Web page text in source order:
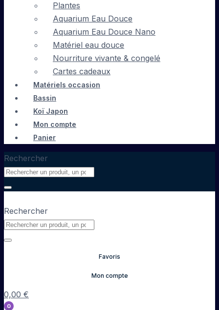
Plantes
Aquarium Eau Douce
Aquarium Eau Douce Nano
Matériel eau douce
Nourriture vivante & congelé
Cartes cadeaux
Matériels occasion
Bassin
Koï Japon
Mon compte
Panier
Rechercher
Rechercher
Favoris
Mon compte
0,00 €
0